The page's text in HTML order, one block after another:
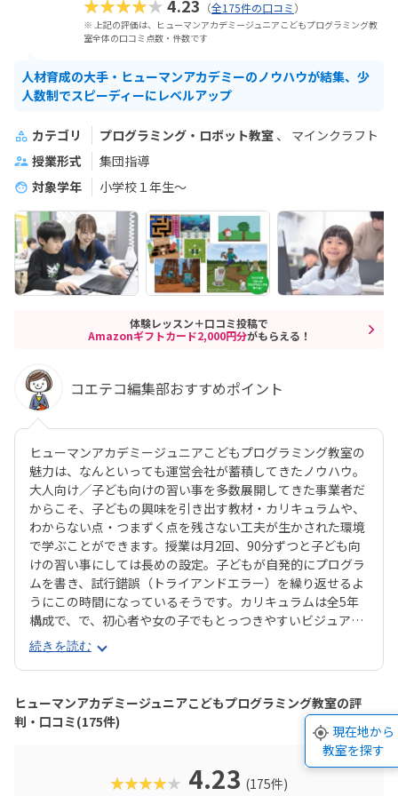
★★★★★4.23 （全175件の口コミ）
※ 上記の評価は、ヒューマンアカデミージュニアこどもプログラミング教
室全体の口コミ点数・件数です
人材育成の大手・ヒューマンアカデミーのノウハウが結集、少
人数制でスピーディーにレベルアップ
カテゴリ プログラミング・ロボット教室
マインクラフト
授業形式
集団指導
対象学年
小学校１年生〜
体験レッスン＋口コミ投稿で
Amazonギフトカード2,000円分がもらえる！
コエテコ編集部おすすめポイント
ヒューマンアカデミージュニアこどもプログラミング教室の
魅力は、なんといっても運営会社が蓄積してきたノウハウ。
大人向け／子ども向けの習い事を多数展開してきた事業者だ
からこそ、子どもの興味を引き出す教材・カリキュラムや、
わからない点・つまずく点を残さない工夫が生かされた環境
で学ぶことができます。授業は月2回、90分ずつと子ども向
けの習い事にしては長めの設定。子どもが自発的にプログラ
ムを書き、試行錯誤（トライアンドエラー）を繰り返せるよ
うにこの時間になっているそうです。カリキュラムは全5年
構成で、で、初心者や女の子でもとっつきやすいビジュアル
プログラミングツール「Scratch（スクラッチ）」から初め
て、エンジニアが実際に使用するプログラミング言語「Java
Script」までステップアップすることができます。ベーシッ
クコースではマウス操作など、パソコンの操作自体から学べ
るので、自宅でまったくパソコンをさわったことのないお子
さんでも戸惑うことなく授業に入っていけるでしょう。大学
入試やオフィスワークなど、「将来のことを考えて習わせて
おきたい」方におすすめのスクールといえます。また、いず
れもヒューマンオリジナルの教材で学べるので、高クオリテ
続きを読む
ヒューマンアカデミージュニアこどもプログラミング教室の評
判・口コミ(175件)
★★★★★ 4.23 (175件)
現在地から
教室を探す